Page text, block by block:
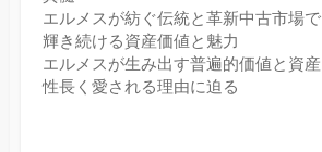
エルメスが紡ぐ伝統と革新中古市場で
輝き続ける資産価値と魅力
エルメスが生み出す普遍的価値と資産
性長く愛される理由に迫る